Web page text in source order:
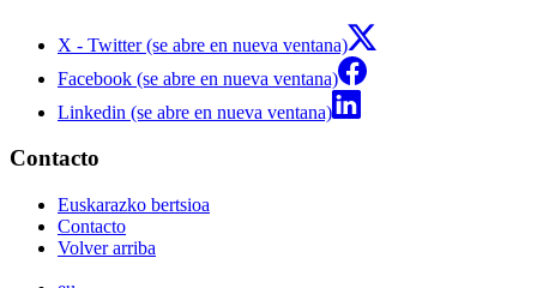
X - Twitter (se abre en nueva ventana)
Facebook (se abre en nueva ventana)
Linkedin (se abre en nueva ventana)
Contacto
Euskarazko bertsioa
Contacto
Volver arriba